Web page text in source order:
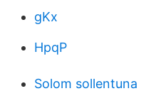
gKx
HpqP
Solom sollentuna